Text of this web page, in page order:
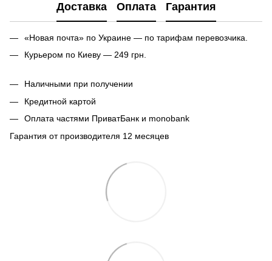
Доставка Оплата Гарантия
«Новая почта» по Украине — по тарифам перевозчика.
Курьером по Киеву — 249 грн.
Наличными при получении
Кредитной картой
Оплата частями ПриватБанк и monobank
Гарантия от производителя 12 месяцев